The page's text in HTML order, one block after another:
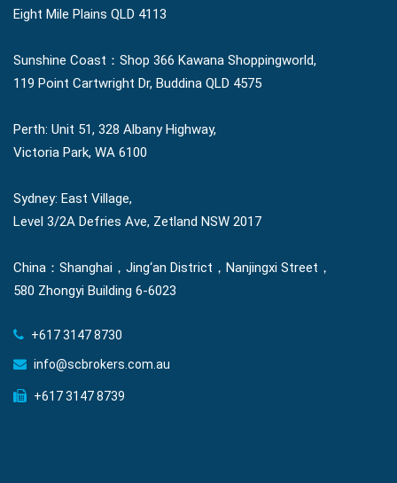
Eight Mile Plains QLD 4113
Sunshine Coast：Shop 366 Kawana Shoppingworld,
119 Point Cartwright Dr, Buddina QLD 4575
Perth: Unit 51, 328 Albany Highway,
Victoria Park, WA 6100
Sydney: East Village,
Level 3/2A Defries Ave, Zetland NSW 2017
China：Shanghai，Jing‘an District，Nanjingxi Street，
580 Zhongyi Building 6-6023
+617 3147 8730
info@scbrokers.com.au
+617 3147 8739